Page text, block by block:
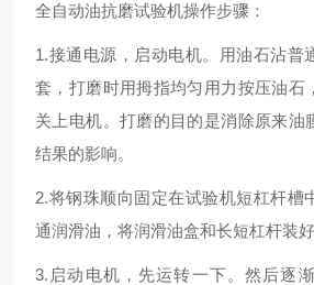
全自动油抗磨试验机操作步骤：
1.接通电源，启动电机。用油石沾普
套，打磨时用拇指均匀用力按压油石
关上电机。打磨的目的是消除原来油
结果的影响。
2.将钢珠顺向固定在试验机短杠杆槽
通润滑油，将润滑油盒和长短杠杆装好
3.启动电机，先运转一下。然后逐